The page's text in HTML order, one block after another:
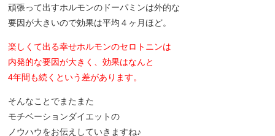
頑張って出すホルモンのドーパミンは外的な
要因が大きいので効果は平均４ヶ月ほど。
楽しくて出る幸せホルモンのセロトニンは
内発的な要因が大きく、効果はなんと
4年間も続くという差があります。
そんなことでまたまた
モチベーションダイエットの
ノウハウをお伝えしていきますね♪